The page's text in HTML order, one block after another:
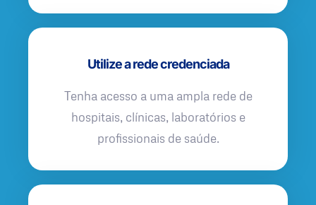
Utilize a rede credenciada
Tenha acesso a uma ampla rede de
hospitais, clínicas, laboratórios e
profissionais de saúde.